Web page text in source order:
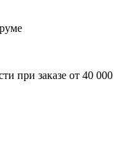
при заказе от 40 000